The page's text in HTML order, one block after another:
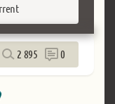
2 895 0